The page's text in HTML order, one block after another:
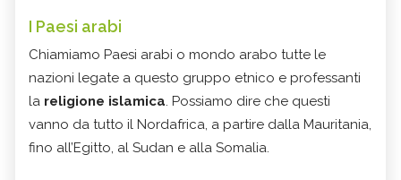
I Paesi arabi
Chiamiamo Paesi arabi o mondo arabo tutte le
nazioni legate a questo gruppo etnico e professanti
la religione islamica. Possiamo dire che questi
vanno da tutto il Nordafrica, a partire dalla Mauritania,
fino all’Egitto, al Sudan e alla Somalia.